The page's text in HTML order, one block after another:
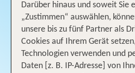
Darüber hinaus und soweit Sie
„Zustimmen“ auswählen,
unsere bis zu fünf Partner als
Cookies auf Ihrem Gerät
Technologien verwenden und
Daten [z. B. IP-Adresse] von